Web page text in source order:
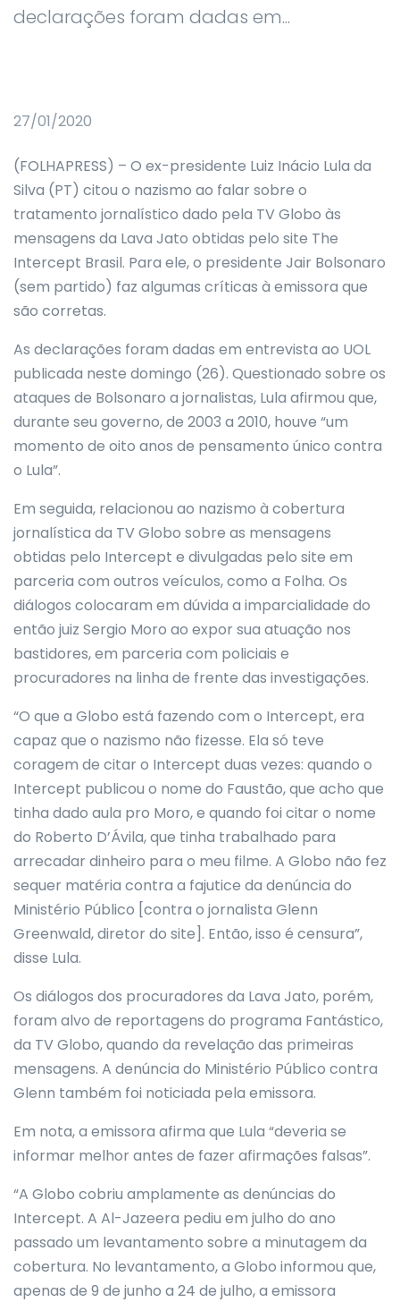
declarações foram dadas em...
27/01/2020
(FOLHAPRESS) – O ex-presidente Luiz Inácio Lula da
Silva (PT) citou o nazismo ao falar sobre o
tratamento jornalístico dado pela TV Globo às
mensagens da Lava Jato obtidas pelo site The
Intercept Brasil. Para ele, o presidente Jair Bolsonaro
(sem partido) faz algumas críticas à emissora que
são corretas.
As declarações foram dadas em entrevista ao UOL
publicada neste domingo (26). Questionado sobre os
ataques de Bolsonaro a jornalistas, Lula afirmou que,
durante seu governo, de 2003 a 2010, houve “um
momento de oito anos de pensamento único contra
o Lula”.
Em seguida, relacionou ao nazismo à cobertura
jornalística da TV Globo sobre as mensagens
obtidas pelo Intercept e divulgadas pelo site em
parceria com outros veículos, como a Folha. Os
diálogos colocaram em dúvida a imparcialidade do
então juiz Sergio Moro ao expor sua atuação nos
bastidores, em parceria com policiais e
procuradores na linha de frente das investigações.
“O que a Globo está fazendo com o Intercept, era
capaz que o nazismo não fizesse. Ela só teve
coragem de citar o Intercept duas vezes: quando o
Intercept publicou o nome do Faustão, que acho que
tinha dado aula pro Moro, e quando foi citar o nome
do Roberto D’Ávila, que tinha trabalhado para
arrecadar dinheiro para o meu filme. A Globo não fez
sequer matéria contra a fajutice da denúncia do
Ministério Público [contra o jornalista Glenn
Greenwald, diretor do site]. Então, isso é censura”,
disse Lula.
Os diálogos dos procuradores da Lava Jato, porém,
foram alvo de reportagens do programa Fantástico,
da TV Globo, quando da revelação das primeiras
mensagens. A denúncia do Ministério Público contra
Glenn também foi noticiada pela emissora.
Em nota, a emissora afirma que Lula “deveria se
informar melhor antes de fazer afirmações falsas”.
“A Globo cobriu amplamente as denúncias do
Intercept. A Al-Jazeera pediu em julho do ano
passado um levantamento sobre a minutagem da
cobertura. No levantamento, a Globo informou que,
apenas de 9 de junho a 24 de julho, a emissora